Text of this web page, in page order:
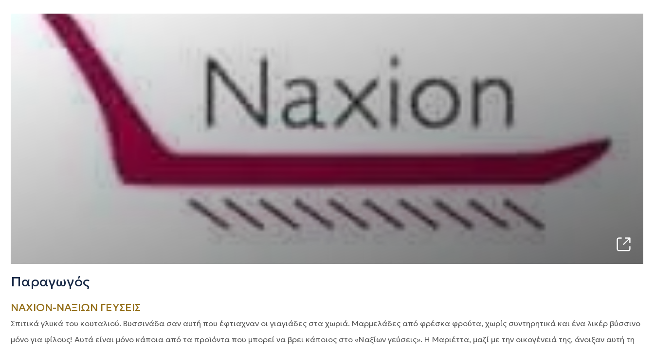
Παραγωγός
NAXION-ΝΑΞΙΩΝ ΓΕΥΣΕΙΣ
Σπιτικά γλυκά του κουταλιού. Βυσσινάδα σαν αυτή που έφτιαχναν οι γιαγιάδες στα χωριά. Μαρμελάδες από φρέσκα φρούτα, χωρίς συντηρητικά και ένα λικέρ βύσσινο
μόνο για φίλους! Αυτά είναι μόνο κάποια από τα προϊόντα που μπορεί να βρει κάποιος στο «Ναξίων γεύσεις». Η Μαριέττα, μαζί με την οικογένειά της, άνοιξαν αυτή τη